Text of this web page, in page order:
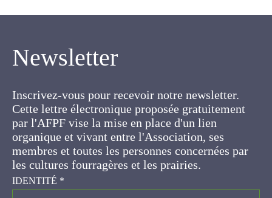
Newsletter
Inscrivez-vous pour recevoir notre newsletter.
Cette lettre électronique proposée gratuitement
par l'AFPF vise la mise en place d'un lien
organique et vivant entre l'Association, ses
membres et toutes les personnes concernées par
les cultures fourragères et les prairies.
IDENTITÉ *